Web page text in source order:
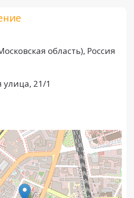
область), Россия
улица, 21/1